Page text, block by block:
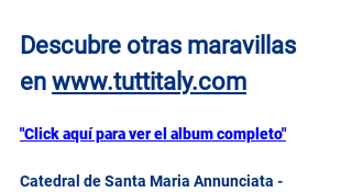
Descubre otras maravillas
en www.tuttitaly.com
"Click aquí para ver el album completo"
Catedral de Santa Maria Annunciata -